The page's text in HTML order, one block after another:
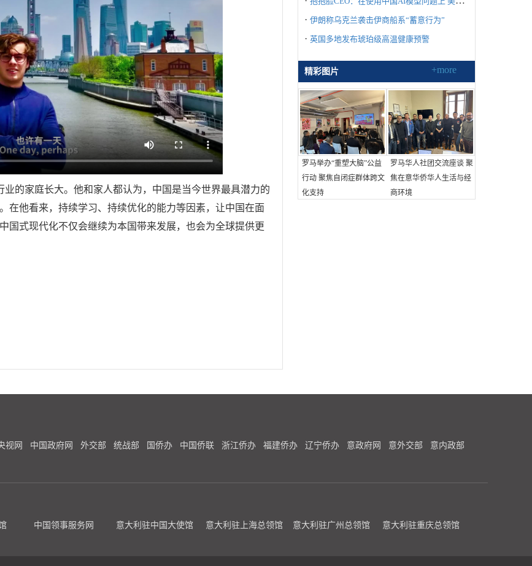
家庭长大。他和家人都认为，中国是当今世界最具潜力的
在他看来，持续学习、持续优化的能力等因素，让中国在面
国式现代化不仅会继续为本国带来发展，也会为全球提供更
· 伊朗称乌克兰袭击伊商船系“蓄意行为”
· 英国多地发布琥珀级高温健康预警
精彩图片 +more
罗马举办“重塑大脑”公益
行动 聚焦自闭症群体跨文
化支持
罗马华人社团交流座谈 聚
焦在意华侨华人生活与经
商环境
视网 中国政府网 外交部 统战部 国侨办 中国侨联 浙江侨办 福建侨办 辽宁侨办 意政府网 意外交部
意内政部
中国领事服务网 意大利驻中国大使馆 意大利驻上海总领馆 意大利驻广州总领馆 意大利驻重庆总领馆